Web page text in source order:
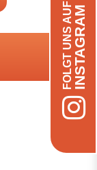
FOLGT UNS AUFINSTAGRAM